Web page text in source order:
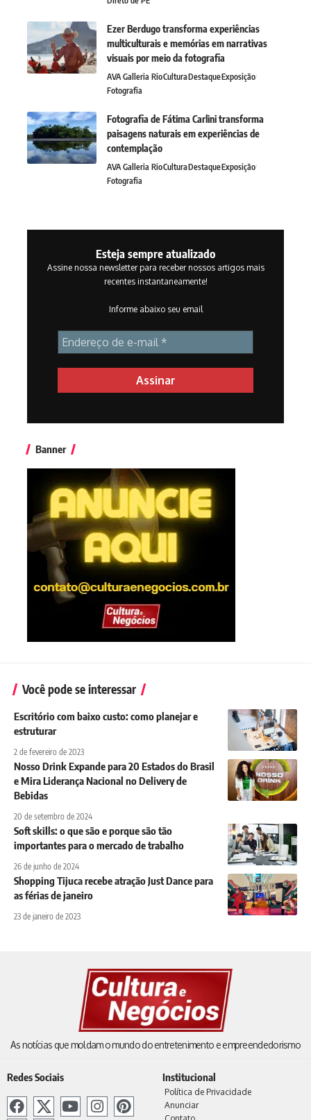
Ezer Berdugo transforma experiências
multiculturais e memórias em narrativas
visuais por meio da fotografia
AVA Galleria RioCulturaDestaqueExposição
Fotografia
Fotografia de Fátima Carlini transforma
paisagens naturais em experiências de
contemplação
AVA Galleria RioCulturaDestaqueExposição
Fotografia
Esteja sempre atualizado
Assine nossa newsletter para receber nossos artigos mais
recentes instantaneamente!
Informe abaixo seu email
Banner
Você pode se interessar
Escritório com baixo custo: como planejar e
estruturar
2 de fevereiro de 2023
Nosso Drink Expande para 20 Estados do Brasil
e Mira Liderança Nacional no Delivery de
Bebidas
20 de setembro de 2024
Soft skills: o que são e porque são tão
importantes para o mercado de trabalho
26 de junho de 2024
Shopping Tijuca recebe atração Just Dance para
as férias de janeiro
23 de janeiro de 2023
As notícias que moldam o mundo do entretenimento e empreendedorismo
Redes Sociais Institucional
Política de Privacidade
Anunciar